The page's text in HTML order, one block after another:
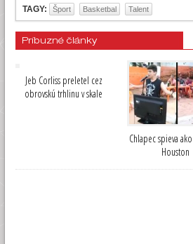
TAGY: Šport Basketbal Talent
Príbuzné články
Jeb Corliss preletel cez
obrovskú trhlinu v skale
Chlapec spieva
Houston